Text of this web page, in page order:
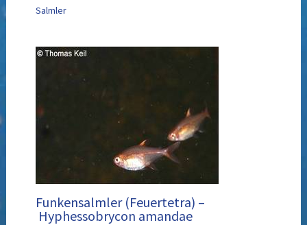
Salmler
Funkensalmler (Feuertetra) –
Hyphessobrycon amandae